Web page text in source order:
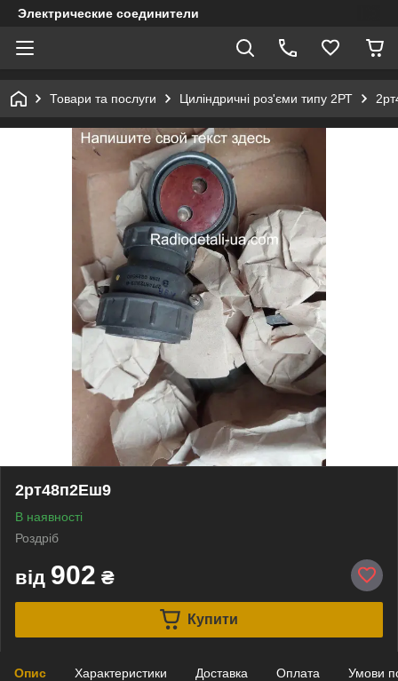
Электрические соединители
Товари та послуги Циліндричні роз'єми типу 2РТ
2рт48п2Еш9
В наявності
Роздріб
від 902 ₴
Купити
Опис Характеристики Доставка Оплата Умови